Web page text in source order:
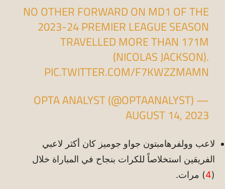
NO OTHER FORWARD ON MD1 OF THE
2023-24 PREMIER LEAGUE SEASON
TRAVELLED MORE THAN 171M
(NICOLAS JACKSON).
PIC.TWITTER.COM/F7KWZZMAMN
— OPTA ANALYST (@OPTAANALYST)
AUGUST 14, 2023
لاعب وولفرهامبتون جواو جوميز كان أكثر لاعبي
الفريقين استخلاصاً للكرات بنجاح في المباراة خلال
(
4) مرات.